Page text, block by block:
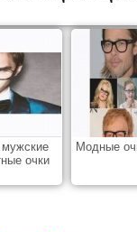
мужские
очки
Модные